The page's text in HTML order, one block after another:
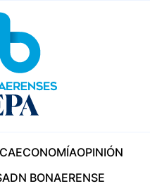
ECONOMÍAOPINIÓN
ADN BONAERENSE